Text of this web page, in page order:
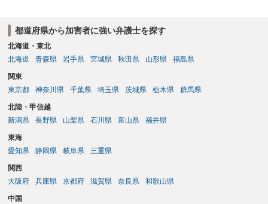
面の話なので，防犯カメラの映像で決められることはありません。本
す。 ②について 犯人性が特定できませんから，逮捕や呼出の可能性は
ないと思います。 ③について ②がないので，③はそもそもないことが
前提なので，期間も考えなくて大丈夫です。 というわけで，本件は大
丈夫ですから，今後，同じような不安に襲われることがないように気
障害で窃盗罪ということであれば，責任能力に影響する話ではなく情
状に関しての話になると思いますので，弁護人の方と相談してみまし
ょう。
都道府県から加害者に強い弁護士を探す
北海道・東北
北海道
青森県 岩手県 宮城県 秋田県 山形県 福島県
関東
東京都
神奈川県 千葉県 埼玉県 茨城県 栃木県 群馬県
北陸・甲信越
新潟県
長野県 山梨県 石川県 富山県 福井県
東海
愛知県
静岡県 岐阜県 三重県
関西
大阪府
兵庫県 京都府 滋賀県 奈良県 和歌山県
中国